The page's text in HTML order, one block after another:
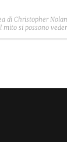
di Christopher
si possono